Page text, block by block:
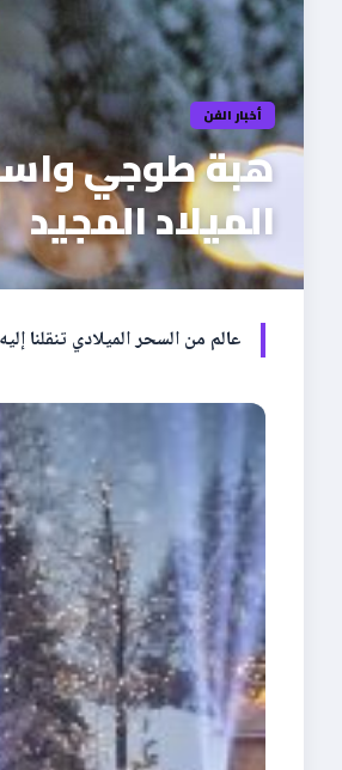
أخبار الفن
هبة طوجي
الميلاد المجيد
عالم من السحر الميلادي